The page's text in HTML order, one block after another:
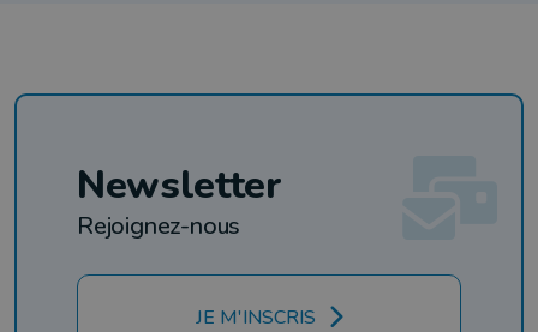
Newsletter
Rejoignez-nous
JE M'INSCRIS